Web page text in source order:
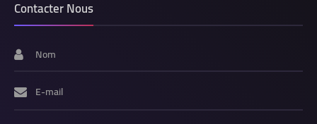
Contacter Nous
Nom
E-mail